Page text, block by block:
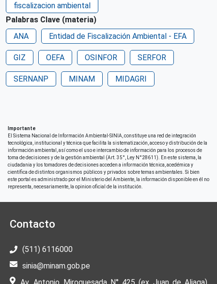
Español
Código ISBN
2018-07124
Ciudad de Origen
Lima
País de origen de la Publicación o Recurso
Deutsche Gesellschaft für Internationale
Zusammenarbeit (GIZ)
Correo electrónico
giz-peru@giz.de
Derechos de acceso
fiscalizacion ambiental
Palabras Clave (materia)
ANA
Entidad de Fiscalización Ambiental - EFA
GIZ OEFA OSINFOR SERFOR
SERNANP MINAM MIDAGRI
Importante
El Sistema Nacional de Información Ambiental-SINIA, constituye una red de integración
tecnológica, institucional y técnica que facilita la sistematización, acceso y distribución de la
información ambiental, así como el uso e intercambio de información para los procesos de
toma de decisiones y de la gestión ambiental (Art. 35°, Ley N°28611). En este sistema, la
ciudadania y los tomadores de decisiones acceden a información técnica, acedémica y
científica de distintos organismos públicos y privados sobre temas ambientales. Si bien
este portal es administrado por el Ministerio del Ambiente, la información disponible en él no
representa, necesariamente, la opinion oficial de la institución.
Contacto
(511) 6116000
sinia@minam.gob.pe